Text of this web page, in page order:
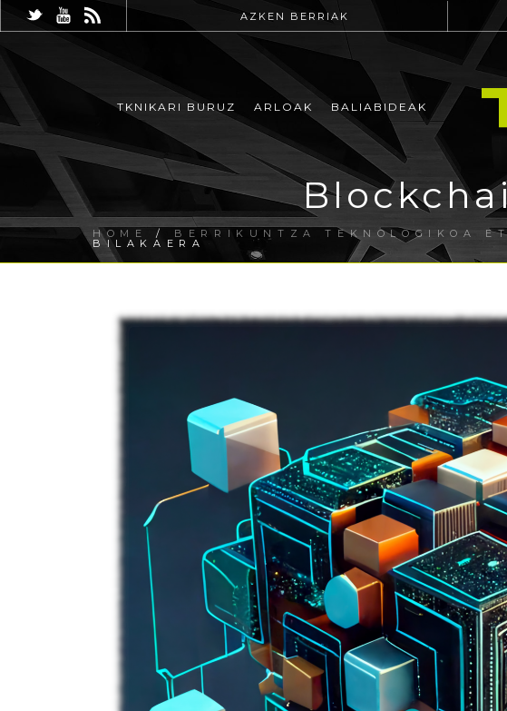
AZKEN BERRIAK
TKNIKARI BURUZ ARLOAK BALIABIDEAK
HOME / BERRIKUNTZA TEKNOLOGIKOA
BILAKAERA